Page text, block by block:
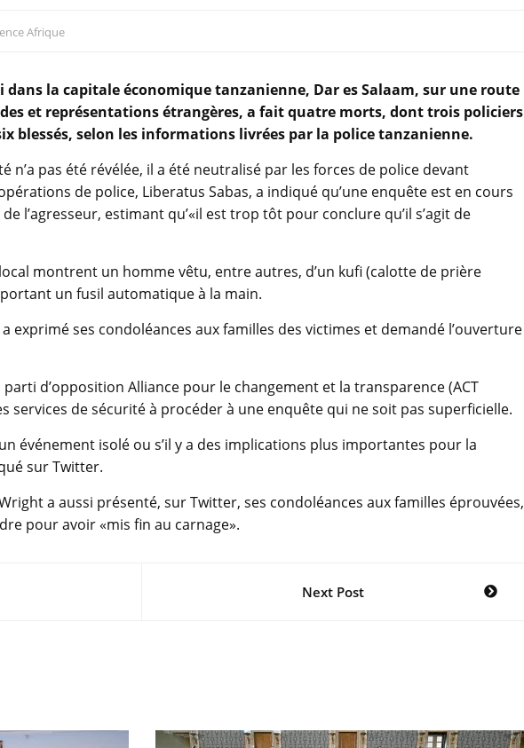
Afrique
la capitale économique tanzanienne, Dar es Salaam, sur une route
et représentations étrangères, a fait quatre morts, dont trois policiers
blessés, selon les informations livrées par la police tanzanienne.
n’a pas été révélée, il a été neutralisé par les forces de police devant
de police, Liberatus Sabas, a indiqué qu’une enquête est en cours
l’agresseur, estimant qu’«il est trop tôt pour conclure qu’il s’agit de
montrent un homme vêtu, entre autres, d’un kufi (calotte de prière
un fusil automatique à la main.
exprimé ses condoléances aux familles des victimes et demandé l’ouverture
d’opposition Alliance pour le changement et la transparence (ACT
services de sécurité à procéder à une enquête qui ne soit pas superficielle.
événement isolé ou s’il y a des implications plus importantes pour la
sur Twitter.
a aussi présenté, sur Twitter, ses condoléances aux familles éprouvées,
pour avoir «mis fin au carnage».
Next Post